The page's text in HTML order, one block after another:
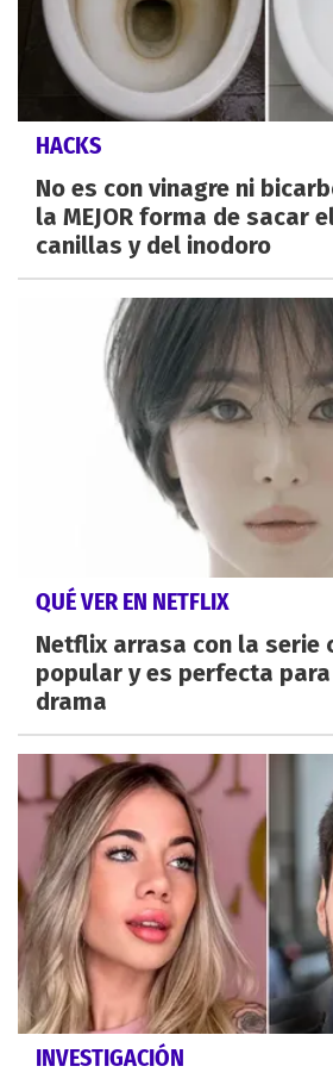
HACKS
No es con vinagre ni
la MEJOR forma de sacar
canillas y del inodoro
QUÉ VER EN NETFLIX
Netflix arrasa con la serie
popular y es perfecta
drama
INVESTIGACIÓN